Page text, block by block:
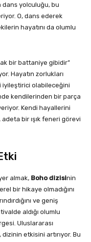
dans yolculuğu, bu
O, dans ederek
hayatını da olumlu
bir battaniye gibidir”
Hayatın zorlukları
iyileştirici olabileceğini
kendilerinden bir parça
Kendi hayallerini
bir ışık feneri görevi
almak, Boho dizisinin
bir hikaye olmadığını
ve geniş
aldığı olumlu
Uluslararası
etkisini artırıyor. Bu